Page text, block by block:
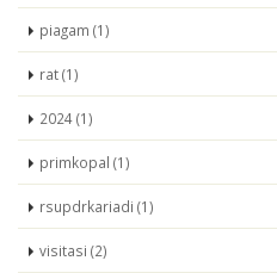
piagam (1)
rat (1)
2024 (1)
primkopal (1)
rsupdrkariadi (1)
visitasi (2)